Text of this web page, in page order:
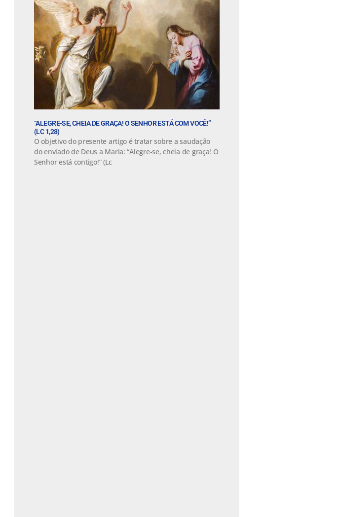
“ALEGRE-SE, CHEIA DE GRAÇA! O SENHOR ESTÁ COM VOCÊ!”
(LC 1,28)
O objetivo do presente artigo é tratar sobre a saudação
do enviado de Deus a Maria: “Alegre-se, cheia de graça! O
Senhor está contigo!” (Lc